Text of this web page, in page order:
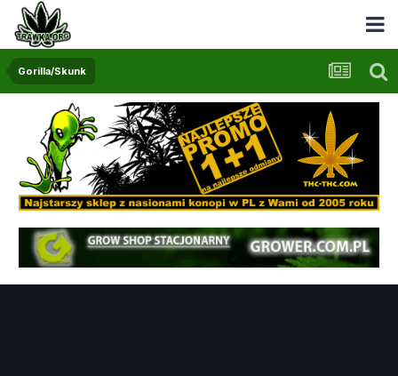
Gorilla/Skunk